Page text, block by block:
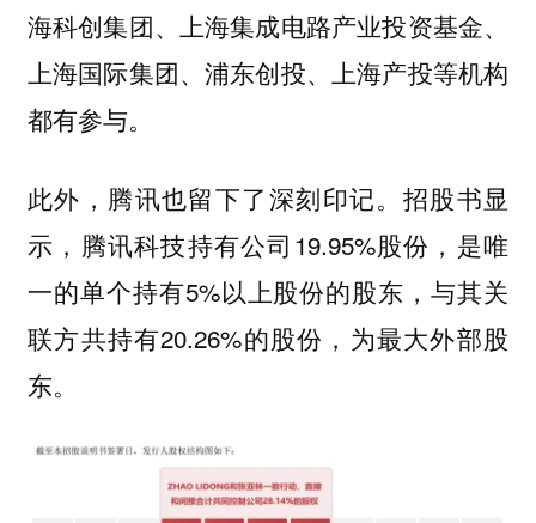
海科创集团、上海集成电路产业投资基金、
上海国际集团、浦东创投、上海产投等机构
都有参与。
此外，腾讯也留下了深刻印记。招股书显
示，腾讯科技持有公司19.95%股份，是唯
一的单个持有5%以上股份的股东，与其关
联方共持有20.26%的股份，为最大外部股
东。